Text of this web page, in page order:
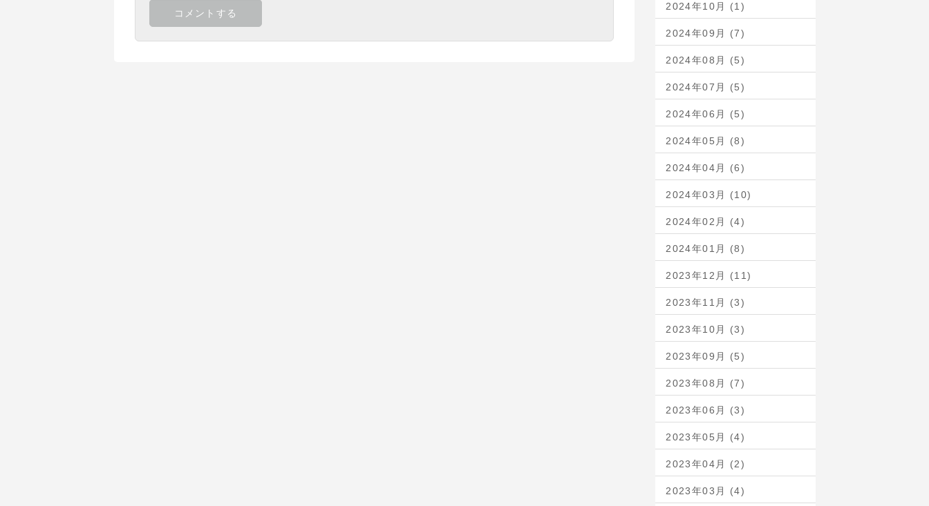
2024年10月 (1)
2024年09月 (7)
2024年08月 (5)
2024年07月 (5)
2024年06月 (5)
2024年05月 (8)
2024年04月 (6)
2024年03月 (10)
2024年02月 (4)
2024年01月 (8)
2023年12月 (11)
2023年11月 (3)
2023年10月 (3)
2023年09月 (5)
2023年08月 (7)
2023年06月 (3)
2023年05月 (4)
2023年04月 (2)
2023年03月 (4)